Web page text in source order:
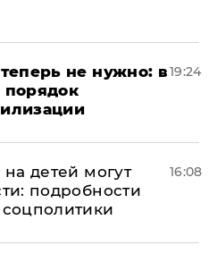
не нужно: в19:24
детей могут
подробности
16:08